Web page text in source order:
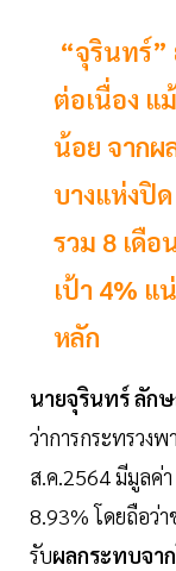
“จุรินทร์”
ต่อเนื่อง แ
น้อย จากผ
บางแห่งปิ
รวม 8 เดือ
เป้า 4%
หลัก
นายจุรินทร์ ลัก
ว่าการกระทรวง
ส.ค.2564 มีมูลค่
8.93% โดยถือว่
รับผลกระทบจา